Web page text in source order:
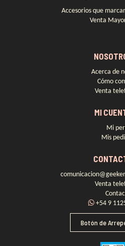
Accesorios que
Venta
Acerca de
Cómo
Venta
MI
Mi
Mis
Venta
+54 9
Botón de